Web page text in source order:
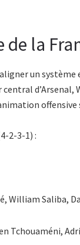
de la
un
central
2-3-1) :
William Saliba,
Tchouaméni,